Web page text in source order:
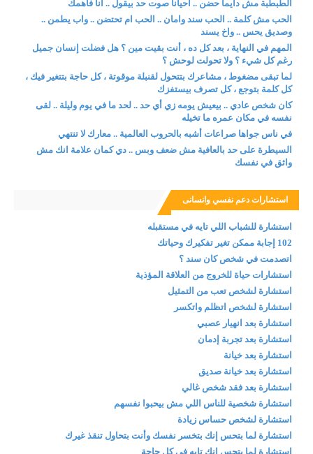
الطبطبة مش دايما حضن .. احيانا صوت حد بيقول .. انا فاهمك
الحب مش كلمة .. الحب سند وامان .. الحب ام تحتضن .. واب يطمن ..
وصديق يحس .. واخ يسند
المهم في النهاية ، بعد كل ده ، أنت بقيت مين ؟ هل فضلت إنسان جميل
رغم كل شيء ؟ ولا تحولت لوحش ؟
لما تبقى مضغوط ، مشاعرك بتتحول لقنبلة موقوتة ، كل حاجة بتتغير فيك ،
كل كلمة بتوجع ، كل تصرف بيستفزك
كان شخص عادي .. بيعيش يومه زي أي حد .. لحد ما في يوم وليلة .. لقى
نفسه في مكان عمره ما تخيله
في ناس جواها صراعات أشبه بالحروب العالمية .. معارك لا تنتهي
السيطرة على حد بالعافية مش ضعف وبس .. دي كمان علامة انك مش
واثق في نفسك
استشارات دعم نفسي وانسانى
استشارة للشباب اللي تايه في مستقبله
102 إجابة ممكن تغير تفكيرك وحياتك
اتصدمت في شخص كان سند ؟
استشارات حياة للخروج من العلاقة المؤذية
استشارة لشخص تعب من التمثيل
استشارة لشخص اتظلم واتكسر
استشارة بعد انهيار عصبي
استشارة بعد تجربة إدمان
استشارة بعد خيانة
استشارة بعد خيانة صديق
استشارة بعد فقد شخص غالي
استشارة شخصية للناس اللي مش بيحبوا نفسهم
استشارة لشخص حساس زيادة
استشارة لما بتحس إنك بتخسر نفسك وأنت بتحاول تنقذ غيرك
استشارة لما بتحس إنك تايه في كل حاجة